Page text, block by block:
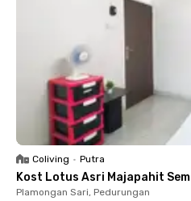
Coliving • Putra
Kost Lotus Asri Majapahit
Plamongan Sari, Pedurungan